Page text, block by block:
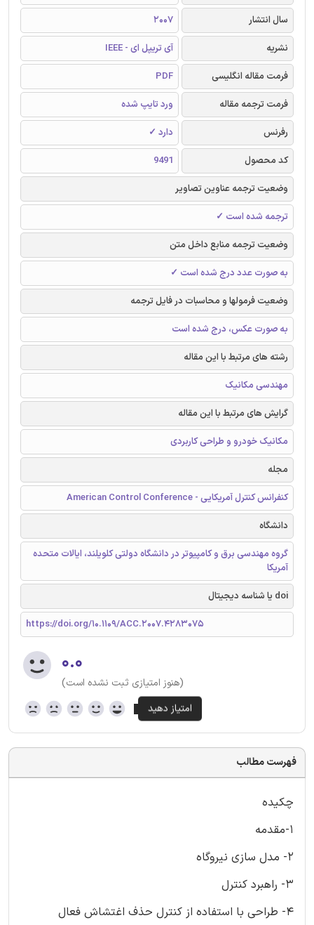
سال انتشار
2007
نشریه
آی تریپل ای - IEEE
فرمت مقاله انگلیسی
PDF
فرمت ترجمه مقاله
ورد تایپ شده
رفرنس
دارد ✓
کد محصول
9491
وضعیت ترجمه عناوین تصاویر
ترجمه شده است ✓
وضعیت ترجمه منابع داخل متن
به صورت عدد درج شده است ✓
وضعیت فرمولها و محاسبات در فایل ترجمه
به صورت عکس، درج شده است
رشته های مرتبط با این مقاله
مهندسی مکانیک
گرایش های مرتبط با این مقاله
مکانیک خودرو و طراحی کاربردی
مجله
کنفرانس کنترل آمریکایی - American Control Conference
دانشگاه
گروه مهندسی برق و کامپیوتر در دانشگاه دولتی کلویلند، ایالات متحده
آمریکا
doi یا شناسه دیجیتال
https://doi.org/10.1109/ACC.2007.4283075
۰.۰
(هنوز امتیازی ثبت نشده است)
فهرست مطالب
چکیده
1-مقدمه
2- مدل سازی نیروگاه
3- راهبرد کنترل
4- طراحی با استفاده از کنترل حذف اغتشاش فعال